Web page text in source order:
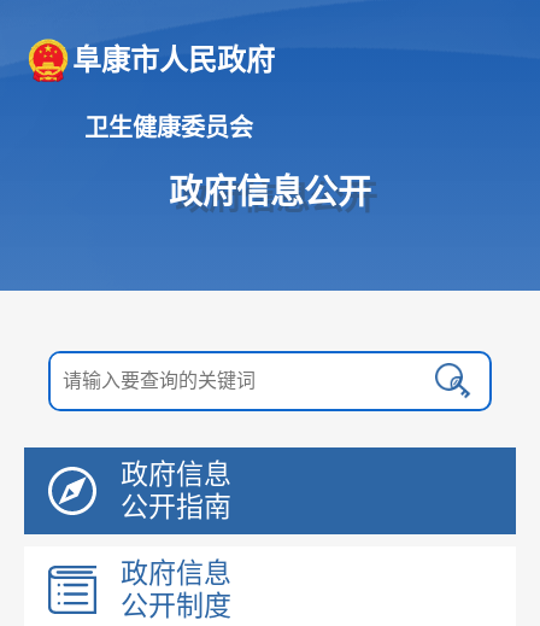
阜康市人民政府
卫生健康委员会
政府信息公开
政府信息
公开指南
政府信息
公开制度